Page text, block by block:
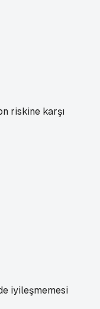
riskine karşı
iyileşmemesi